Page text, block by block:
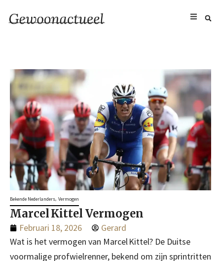
Bekende Nederlanders, Vermogen
Marcel Kittel Vermogen
Februari 18, 2026
Gerard
Wat is het vermogen van Marcel Kittel? De Duitse
voormalige profwielrenner, bekend om zijn sprintritten